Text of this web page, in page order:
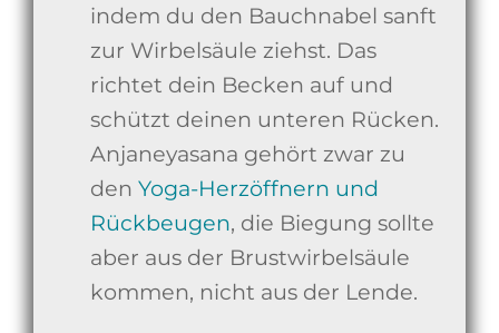
indem du den Bauchnabel sanft
zur Wirbelsäule ziehst. Das
richtet dein Becken auf und
schützt deinen unteren Rücken.
Anjaneyasana gehört zwar zu
den Yoga-Herzöffnern und
Rückbeugen, die Biegung sollte
aber aus der Brustwirbelsäule
kommen, nicht aus der Lende.